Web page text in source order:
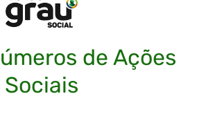
de Ações
Sociais